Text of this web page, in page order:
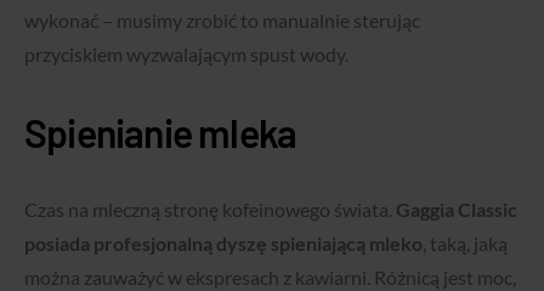
wykonać – musimy zrobić to manualnie sterując
przyciskiem wyzwalającym spust wody.
Spienianie mleka
Czas na mleczną stronę kofeinowego świata. Gaggia Classic
posiada profesjonalną dyszę spieniającą mleko, taką, jaką
można zauważyć w ekspresach z kawiarni. Różnicą jest moc,